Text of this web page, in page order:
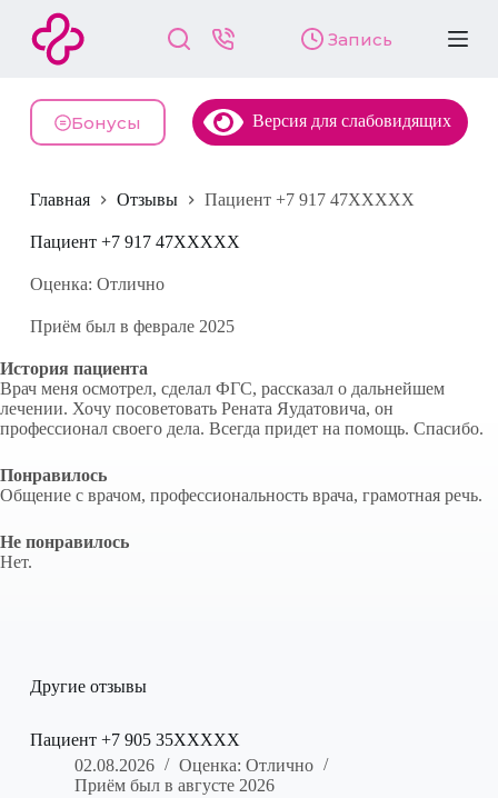
й
и
у
и
Запись
Бонусы Версия для слабовидящих
Главная Отзывы Пациент +7 917 47XXXXX
Пациент +7 917 47XXXXX
Оценка: Отлично
Приём был в феврале 2025
История пациента
Врач меня осмотрел, сделал ФГС, рассказал о дальнейшем
лечении. Хочу посоветовать Рената Яудатовича, он
профессионал своего дела. Всегда придет на помощь. Спасибо.
Понравилось
Общение с врачом, профессиональность врача, грамотная речь.
Не понравилось
Нет.
Другие отзывы
Пациент +7 905 35XXXXX
02.08.2026
Оценка: Отлично
Приём был в августе 2026